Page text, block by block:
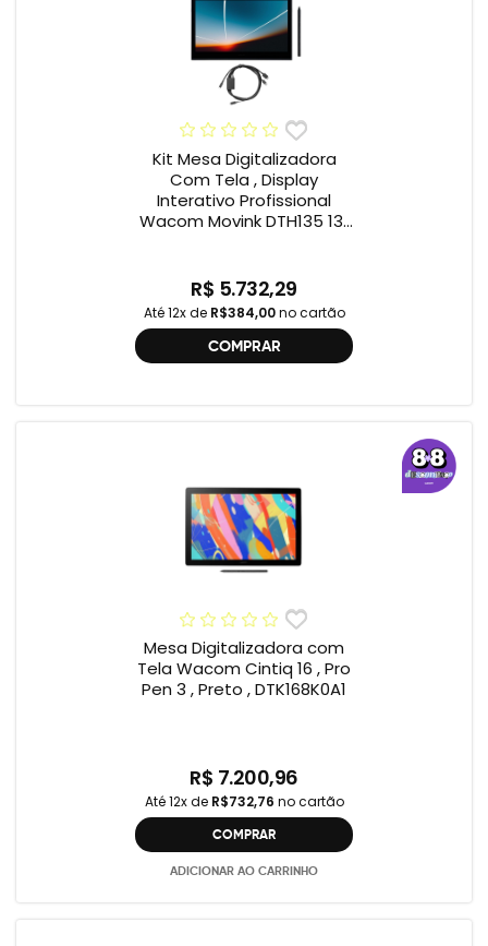
Kit Mesa Digitalizadora
Com Tela , Display
Interativo Profissional
Wacom Movink DTH135 13”
R$ 5.732,29
Até 12x de R$384,00no cartão
COMPRAR
Mesa Digitalizadora com
Tela Wacom Cintiq 16 , Pro
Pen 3 , Preto , DTK168K0A1
R$ 7.200,96
Até 12x de R$732,76 no cartão
COMPRAR
ADICIONAR AO CARRINHO